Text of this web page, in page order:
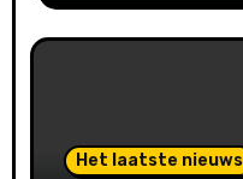
Het laatste nieuws